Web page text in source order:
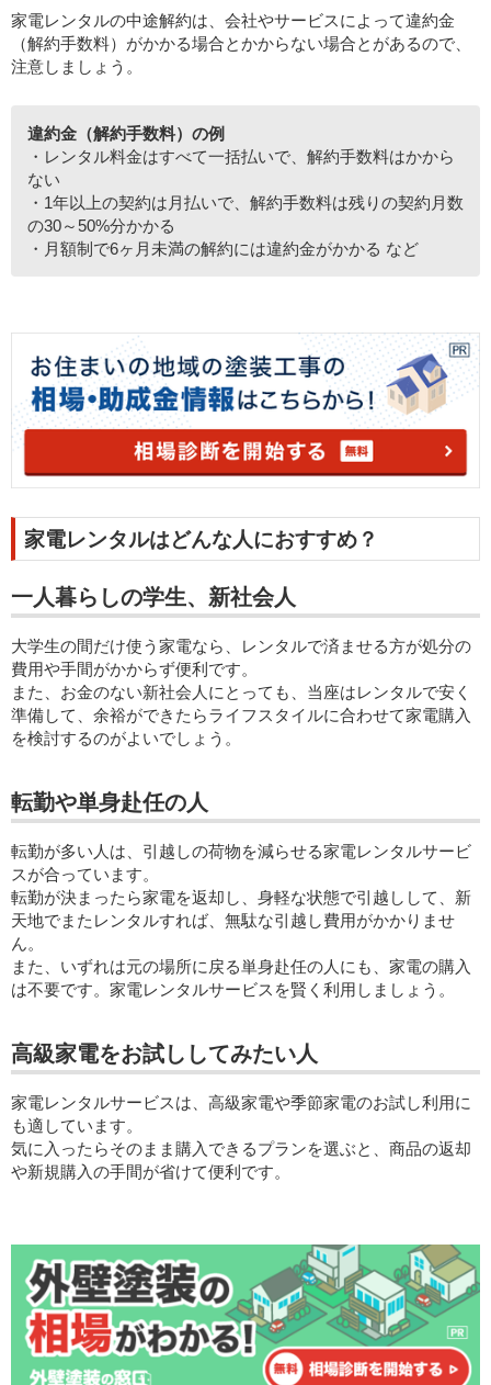
家電レンタルの中途解約は、会社やサービスによって違約金
（解約手数料）がかかる場合とかからない場合とがあるので、
注意しましょう。
違約金（解約手数料）の例
・レンタル料金はすべて一括払いで、解約手数料はかから
ない
・1年以上の契約は月払いで、解約手数料は残りの契約月数
の30～50%分かかる
・月額制で6ヶ月未満の解約には違約金がかかる など
家電レンタルはどんな人におすすめ？
一人暮らしの学生、新社会人
大学生の間だけ使う家電なら、レンタルで済ませる方が処分の
費用や手間がかからず便利です。
また、お金のない新社会人にとっても、当座はレンタルで安く
準備して、余裕ができたらライフスタイルに合わせて家電購入
を検討するのがよいでしょう。
転勤や単身赴任の人
転勤が多い人は、引越しの荷物を減らせる家電レンタルサービ
スが合っています。
転勤が決まったら家電を返却し、身軽な状態で引越しして、新
天地でまたレンタルすれば、無駄な引越し費用がかかりませ
ん。
また、いずれは元の場所に戻る単身赴任の人にも、家電の購入
は不要です。家電レンタルサービスを賢く利用しましょう。
高級家電をお試ししてみたい人
家電レンタルサービスは、高級家電や季節家電のお試し利用に
も適しています。
気に入ったらそのまま購入できるプランを選ぶと、商品の返却
や新規購入の手間が省けて便利です。